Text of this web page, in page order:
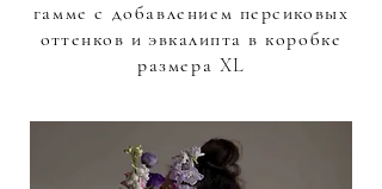
гамме с добавлением персиковых
оттенков и эвкалипта в коробке
размера XL